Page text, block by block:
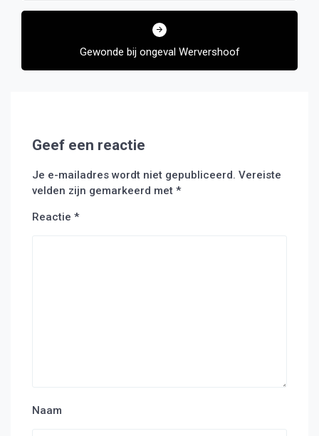
Gewonde bij ongeval Wervershoof
Geef een reactie
Je e-mailadres wordt niet gepubliceerd. Vereiste
velden zijn gemarkeerd met *
Reactie *
Naam